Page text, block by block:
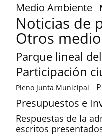
Medio Ambiente
Noticias de
Otros
Parque lineal
Participación
Pleno Junta Municipal
Presupuestos e
Respuestas de la
escritos